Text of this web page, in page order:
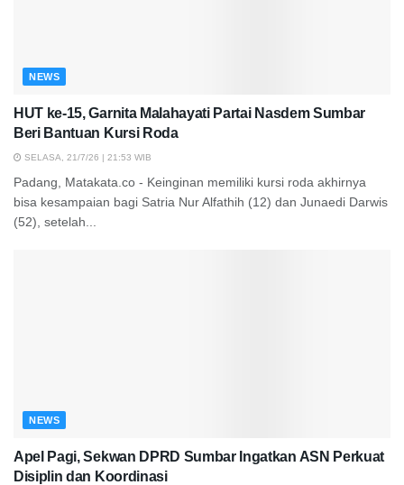
NEWS
HUT ke-15, Garnita Malahayati Partai Nasdem Sumbar
Beri Bantuan Kursi Roda
SELASA, 21/7/26 | 21:53 WIB
Padang, Matakata.co - Keinginan memiliki kursi roda akhirnya
bisa kesampaian bagi Satria Nur Alfathih (12) dan Junaedi Darwis
(52), setelah...
NEWS
Apel Pagi, Sekwan DPRD Sumbar Ingatkan ASN Perkuat
Disiplin dan Koordinasi